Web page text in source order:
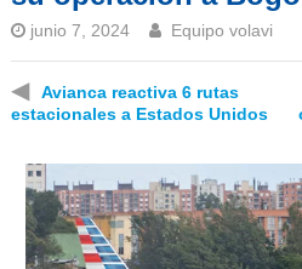
junio 7, 2024 Equipo volavi
◀
Avianca reactiva 6 rutas
estacionales a Estados Unidos